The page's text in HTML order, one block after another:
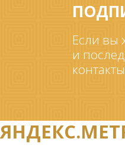
Если вы
и